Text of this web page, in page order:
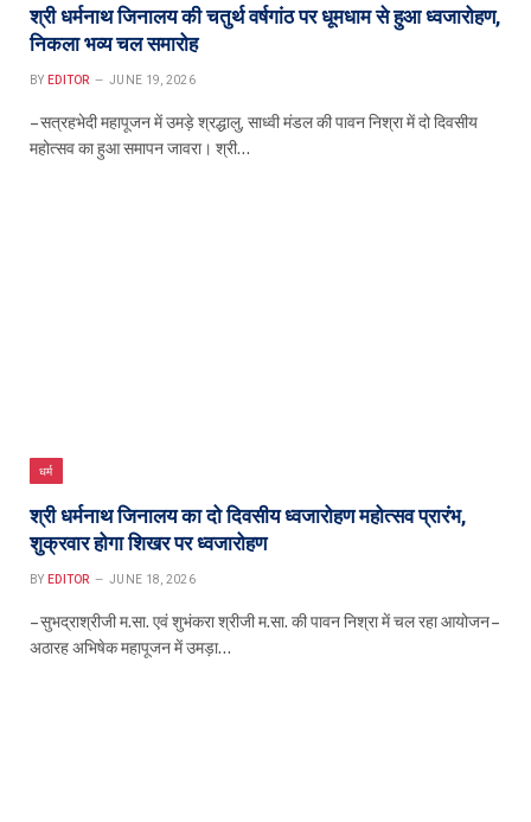
श्री धर्मनाथ जिनालय की चतुर्थ वर्षगांठ पर धूमधाम से हुआ ध्वजारोहण,
निकला भव्य चल समारोह
BY EDITOR JUNE 19, 2026
– सत्रहभेदी महापूजन में उमड़े श्रद्धालु, साध्वी मंडल की पावन निश्रा में दो दिवसीय
महोत्सव का हुआ समापन जावरा। श्री…
धर्म
श्री धर्मनाथ जिनालय का दो दिवसीय ध्वजारोहण महोत्सव प्रारंभ,
शुक्रवार होगा शिखर पर ध्वजारोहण
BY EDITOR JUNE 18, 2026
– सुभद्राश्रीजी म.सा. एवं शुभंकरा श्रीजी म.सा. की पावन निश्रा में चल रहा आयोजन –
अठारह अभिषेक महापूजन में उमड़ा…